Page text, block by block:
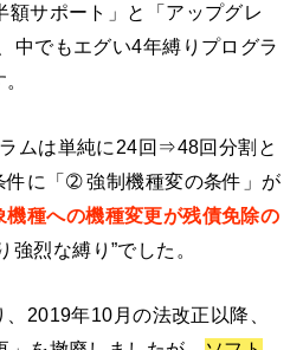
額サポート」と「アップグレ
中でもエグい4年縛りプログラ
ムは単純に24回⇒48回分割と
件に「➁ 強制機種変の条件」が
機種への機種変更が残債免除の
強烈な縛り”でした。
2019年10月の法改正以降、